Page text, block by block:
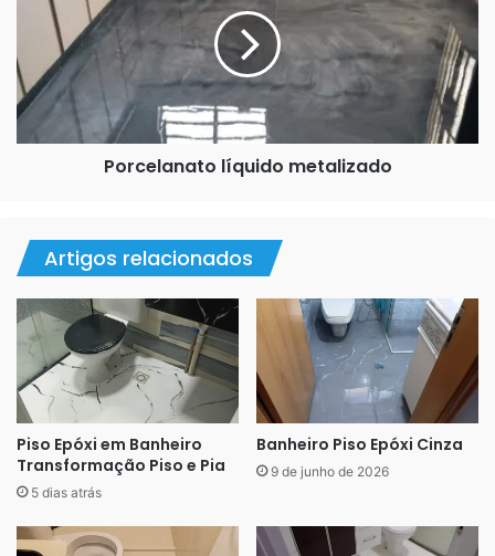
Pintura epóxi em centro automotivo e oficina mecânica
Porcelanato líquido metalizado
Artigos relacionados
Piso Epóxi em Banheiro
Transformação Piso e Pia
5 dias atrás
Banheiro Piso Epóxi Cinza
9 de junho de 2026